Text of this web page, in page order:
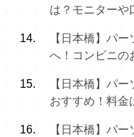
は？モニターや
【日本橋】パー
へ！コンビニの
【日本橋】パー
おすすめ！料金
【日本橋】パー